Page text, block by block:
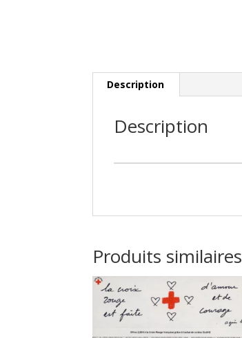
Description
Description
Produits similaires